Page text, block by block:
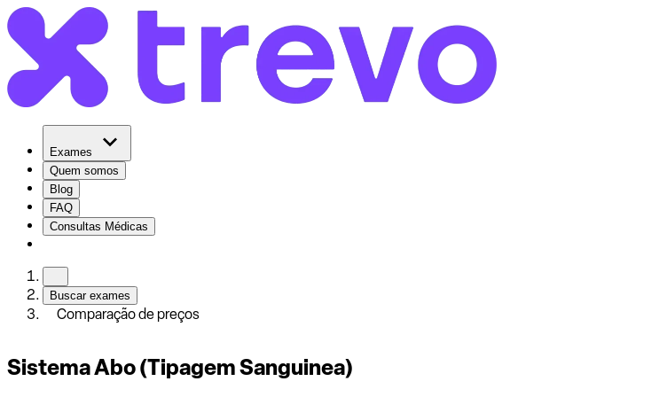
Exames
Quem somos
Blog
FAQ
Consultas Médicas
Buscar exames
Comparação de preços
Sistema Abo (Tipagem Sanguinea)